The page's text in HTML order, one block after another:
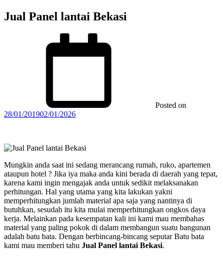
Jual Panel lantai Bekasi
Posted on
28/01/201902/01/2026
Mungkin anda saat ini sedang merancang rumah, ruko, apartemen
ataupun hotel ? Jika iya maka anda kini berada di daerah yang tepat,
karena kami ingin mengajak anda untuk sedikit melaksanakan
perhitungan. Hal yang utama yang kita lakukan yakni
memperhitungkan jumlah material apa saja yang nantinya di
butuhkan, sesudah itu kita mulai memperhitungkan ongkos daya
kerja. Melainkan pada kesempatan kali ini kami mau membahas
material yang paling pokok di dalam membangun suatu bangunan
adalah batu bata. Dengan berbincang-bincang seputar Batu bata
kami mau memberi tahu Jual Panel lantai Bekasi.